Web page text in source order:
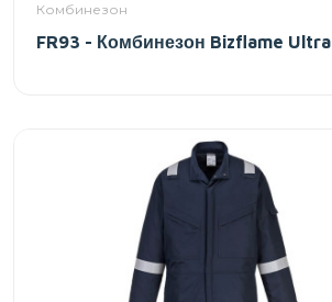
Комбинезон
FR93 - Комбинезон Bizflame Ultra